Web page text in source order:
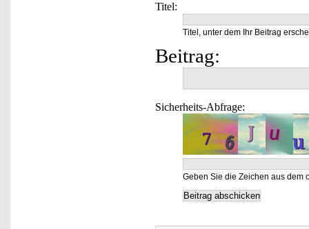
Titel:
Titel, unter dem Ihr Beitrag
Beitrag:
Sicherheits-Abfrage:
Geben Sie die Zeichen aus dem